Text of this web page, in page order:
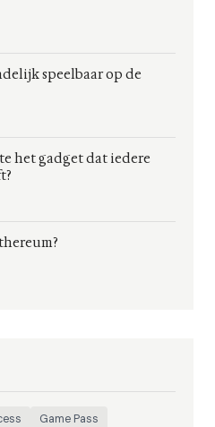
speelbaar op de
het gadget dat iedere
Game Pass